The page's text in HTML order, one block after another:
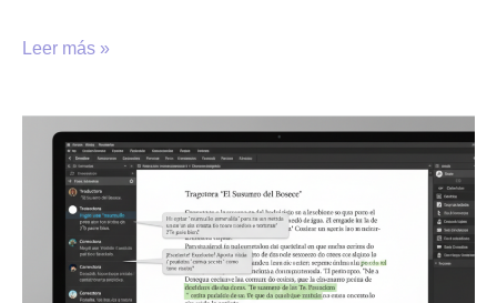
Leer más »
Cómo
trabajar
correctora